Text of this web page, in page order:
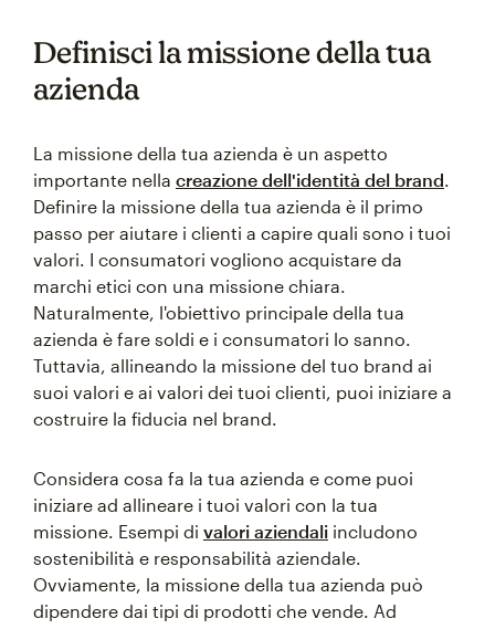
Definisci la missione della tua
azienda
La missione della tua azienda è un aspetto
importante nella creazione dell'identità del brand.
Definire la missione della tua azienda è il primo
passo per aiutare i clienti a capire quali sono i tuoi
valori. I consumatori vogliono acquistare da
marchi etici con una missione chiara.
Naturalmente, l'obiettivo principale della tua
azienda è fare soldi e i consumatori lo sanno.
Tuttavia, allineando la missione del tuo brand ai
suoi valori e ai valori dei tuoi clienti, puoi iniziare a
costruire la fiducia nel brand.
Considera cosa fa la tua azienda e come puoi
iniziare ad allineare i tuoi valori con la tua
missione. Esempi di valori aziendali includono
sostenibilità e responsabilità aziendale.
Ovviamente, la missione della tua azienda può
dipendere dai tipi di prodotti che vende. Ad